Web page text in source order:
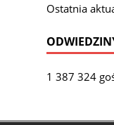
Ostatnia
1 387 324